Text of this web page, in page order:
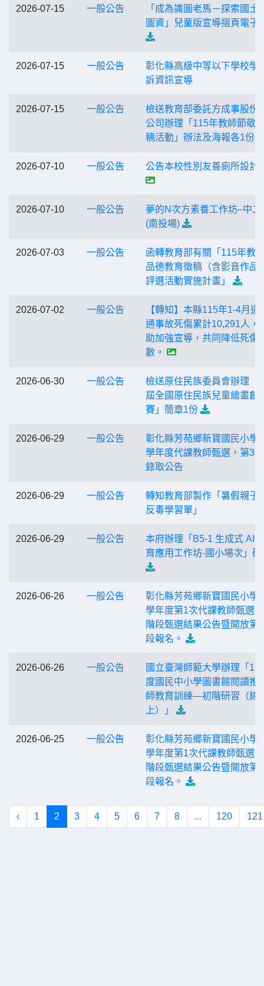
2026-07-15 一般公告
「成為識圖老馬－探索國土
圖資」兒童版宣導摺頁電子
2026-07-15 一般公告
彰化縣高級中等以下學校學
訴資訊宣導
2026-07-15 一般公告
檢送教育部委託方成事股份
公司辦理「115年教師節敬
稿活動」辦法及海報各1份
2026-07-10 一般公告 公告本校性別友善廁所設計
2026-07-10 一般公告
夢的N次方素養工作坊–中二
(南投場)
2026-07-03 一般公告
函轉教育部有關「115年教
品德教育徵稿（含影音作品
評選活動實施計畫」
2026-07-02 一般公告
【轉知】本縣115年1-4月道
通事故死傷累計10,291人，
助加強宣導，共同降低死傷
數。
2026-06-30 一般公告
檢送原住民族委員會辦理「
屆全國原住民族兒童繪畫創
賽」簡章1份
2026-06-29 一般公告
彰化縣芳苑鄉新寶國民小學
學年度代課教師甄選，第3
錄取公告
2026-06-29 一般公告
轉知教育部製作「暑假親子
反毒學習單」
2026-06-29 一般公告
本府辦理「B5-1 生成式 AI
育應用工作坊-國小場次」研
2026-06-26 一般公告
彰化縣芳苑鄉新寶國民小學
學年度第1次代課教師甄選
階段甄選結果公告暨開放第
段報名。
2026-06-26 一般公告
國立臺灣師範大學辦理「
度國民中小學圖書館閱讀推
師教育訓練—初階研習（線
上）」
2026-06-25 一般公告
彰化縣芳苑鄉新寶國民小學
學年度第1次代課教師甄選
階段甄選結果公告暨開放第
段報名。
‹ 1 2 3 4 5 6 7 8 ... 120 121